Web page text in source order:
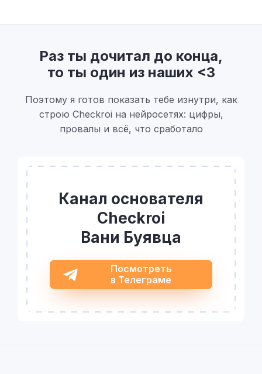
Раз ты дочитал до конца,
то ты один из наших <3
Поэтому я готов показать тебе изнутри, как
строю Checkroi на нейросетях: цифры,
провалы и всё, что сработало
Канал основателя
Checkroi
Вани Буявца
Посмотреть
в Телеграме